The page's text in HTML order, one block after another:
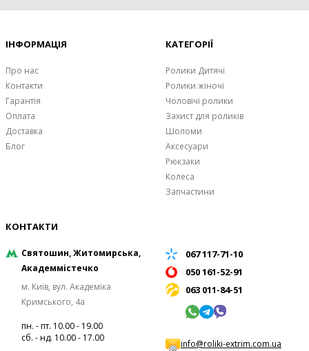
ІНФОРМАЦІЯ
Про нас
Контакти
Гарантія
Оплата
Доставка
Блог
КАТЕГОРІЇ
Ролики Дитячі
Ролики жіночі
Чоловічі ролики
Захист для роликів
Шоломи
Аксесуари
Рюкзаки
Колеса
Запчастини
КОНТАКТИ
Святошин, Житомирська,
Академмістечко
м. Київ, вул. Академіка
Кримського, 4а
пн. - пт. 10.00 - 19.00
сб. - нд. 10.00 - 17.00
067 117-71-10
050 161-52-91
063 011-84-51
info@roliki-extrim.com.ua